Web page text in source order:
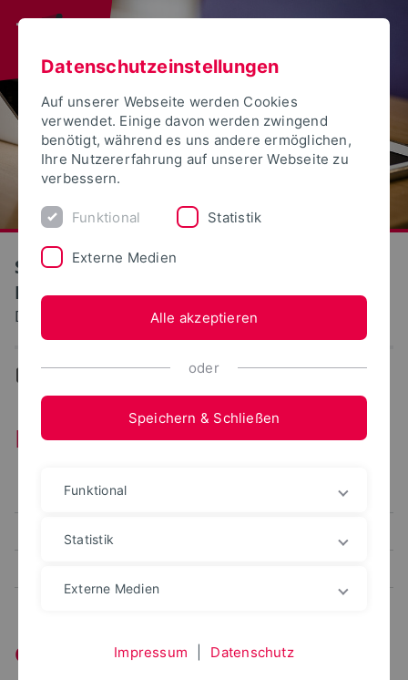
S(kim) - Service Kommunikation
Information Medien
Dokumentation: Literaturverwaltung
Literaturverwaltung
Literaturverwaltung
Allgemein
Software
Citavi
Datenschutzeinstellungen
Auf unserer Webseite werden Cookies
verwendet. Einige davon werden zwingend
benötigt, während es uns andere ermöglichen,
Ihre Nutzererfahrung auf unserer Webseite zu
verbessern.
Funktional Statistik
Externe Medien
Alle akzeptieren
oder
Speichern & Schließen
Funktional
Statistik
Externe Medien
Impressum Datenschutz